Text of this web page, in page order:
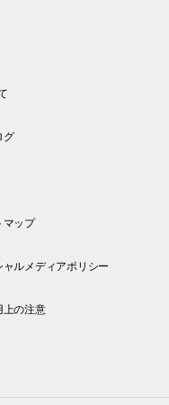
グ
マップ
ャルメディアポリシー
上の注意